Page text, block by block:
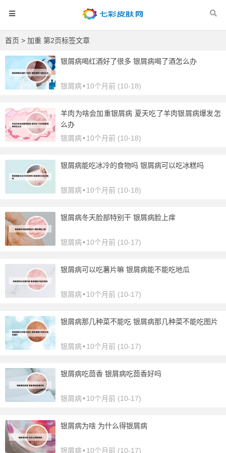
首页 > 加重 第2页标签文章
银屑病喝红酒好了很多 银屑病喝了酒怎么办
银屑病•10个月前 (10-18)
羊肉为啥会加重银屑病 夏天吃了羊肉银屑病爆发怎
么办
银屑病•10个月前 (10-18)
银屑病能吃冰冷的食物吗 银屑病可以吃冰糕吗
银屑病•10个月前 (10-18)
银屑病冬天脸部特别干 银屑病脸上痒
银屑病•10个月前 (10-17)
银屑病可以吃薯片嘛 银屑病能不能吃地瓜
银屑病•10个月前 (10-17)
银屑病那几种菜不能吃 银屑病那几种菜不能吃图片
银屑病•10个月前 (10-17)
银屑病吃茴香 银屑病吃茴香好吗
银屑病•10个月前 (10-17)
银屑病为啥 为什么得银屑病
银屑病•10个月前 (10-17)